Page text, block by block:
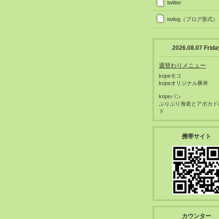
twitter
twilog（ブログ形式）
2026.08.07
週替わりメニュー
kopeモコ
kopeオリジナル豚丼
kopeパン
ぷりぷり海老とアボカド
ド
携帯サイト
カウンター